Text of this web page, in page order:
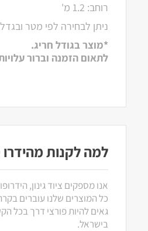
רוחב: 1.2 מ'
ניתן לבחירה לפי מטר ובגדלים של 25 מ',
*מוצר בגודל חריג.
לתאום הזמנה וברור
למה לקנות
אנו מספקים ציוד גינון,
כל המוצרים שלנו עוברים
גאים להיות פורצי דרך בכל
בישראל.